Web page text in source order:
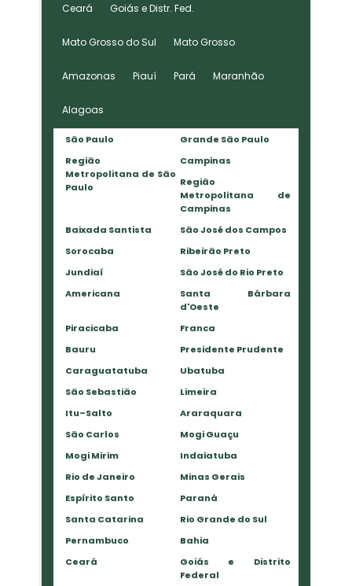
Ceará Goiás e Distr. Fed.
Mato Grosso do Sul Mato Grosso
Amazonas Piauí Pará Maranhão
Alagoas
São Paulo
Grande São Paulo
Região
Metropolitana de São
Paulo
Campinas
Região
Metropolitana de
Campinas
Baixada Santista
São José dos Campos
Sorocaba
Ribeirão Preto
Jundiaí
São José do Rio Preto
Americana
Santa Bárbara
d'Oeste
Piracicaba
Franca
Bauru
Presidente Prudente
Caraguatatuba
Ubatuba
São Sebastião
Limeira
Itu–Salto
Araraquara
São Carlos
Mogi Guaçu
Mogi Mirim
Indaiatuba
Rio de Janeiro
Minas Gerais
Espírito Santo
Paraná
Santa Catarina
Rio Grande do Sul
Pernambuco
Bahia
Ceará
Goiás e Distrito
Federal